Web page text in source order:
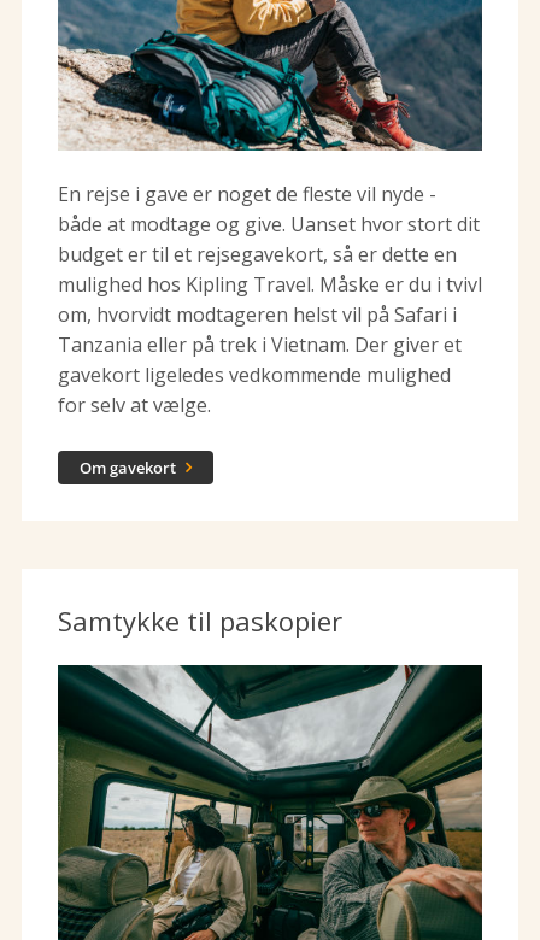
En rejse i gave er noget de fleste vil nyde -
både at modtage og give. Uanset hvor stort dit
budget er til et rejsegavekort, så er dette en
mulighed hos Kipling Travel. Måske er du i tvivl
om, hvorvidt modtageren helst vil på Safari i
Tanzania eller på trek i Vietnam. Der giver et
gavekort ligeledes vedkommende mulighed
for selv at vælge.
Om gavekort 
Samtykke til paskopier